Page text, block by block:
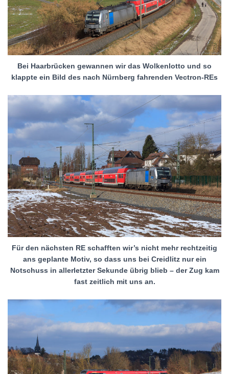
Bei Haarbrücken gewannen wir das Wolkenlotto und so
klappte ein Bild des nach Nürnberg fahrenden Vectron-REs
Für den nächsten RE schafften wir’s nicht mehr rechtzeitig
ans geplante Motiv, so dass uns bei Creidlitz nur ein
Notschuss in allerletzter Sekunde übrig blieb – der Zug kam
fast zeitlich mit uns an.